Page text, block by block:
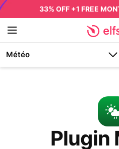
33% OFF +1 FREE
Météo
Plugin